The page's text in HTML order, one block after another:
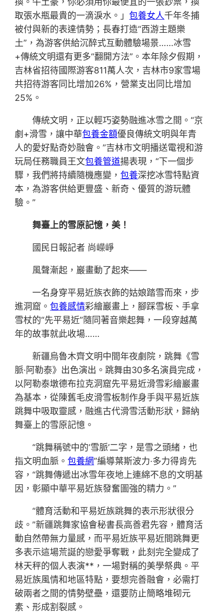
取張水瓶最貴的一滴淚水。」包養女人千年冬捕
被付與新的表達情勢；長春打造“西游主題樂
土”，為游客供給沉醉式互動體驗場景……冰雪
+傳統文明還有更多“翻開方法”。本年除夕假期，
吉林省招待國際游客811萬人次，吉林市9家雪場
共招待游客同比增加26%，營業支出同比增加
25%。
傳統文明，正以輕巧姿勢融進冰雪之間。“京
劇+滑雪，讓中華包養金額優良傳統文明與年青
人的愛好點奇妙融會。”吉林市文明播送電視和游
玩局任務職員王文包養管道揚表現，“下一個步
驟，我們將持續隨機應變，包養深挖冰雪特點資
本，為游客供給更豐盛、新奇、優質的游玩體
驗。”
舞臺上的雪原記憶，美！
國民日報記者 尚嶸崢
風聲漸起，巖畫動了起來——
一名身穿平易近族衣飾的姑娘踏雪而來，步
進洞窟。包養感情彩繪巖畫上，腳踩雪板、手拿
雪杖的“先平易近”隨同著音樂起舞，一段穿越萬
年的故事就此收場……
新疆烏魯木齊文明中間年夜劇院，跳舞《雪
脈·阿勒泰》出色演出。跳舞由30多名演員完成，
以阿勒泰墩德布拉克洞窟先平易近滑雪彩繪巖畫
為基本，從陳舊毛皮滑雪板制作身手與平易近族
跳舞中吸取靈感，融進古代滑雪活動形狀，歸納
舞臺上的雪原記憶。
“跳舞稱號中的‘雪脈’二字，是雪之頭緒，也
指文明血脈。包養網”編導葉斯波力·多力得肯先
容，“跳舞傳遞出冰雪年夜地上連綿不息的文明基
因，彰顯中華平易近族發奮圖強的精力。”
“體育活動和平易近族跳舞的表示形狀很分
歧。”新疆跳舞家協會秘書長高善君先容，體育活
動自然帶無力量感，而平易近族平易近間跳舞更
多表示這場荒誕的戀愛爭奪戰，此刻完全變成了
林天秤的個人表演**，一場對稱的美學祭典。平
易近族風情和地區特點，要想完善融會，必需打
破兩者之間的情勢壁壘，還要防止簡略堆砌元
素、形成割裂感。